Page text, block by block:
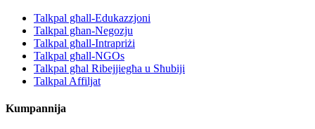
Talkpal għall-Edukazzjoni
Talkpal għan-Negozju
Talkpal għall-Intrapriżi
Talkpal għall-NGOs
Talkpal għal Ribejjiegħa u Sħubiji
Talkpal Affiljat
Kumpannija